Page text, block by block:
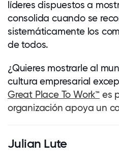
líderes dispuestos a
consolida cuando se
sistemáticamente los
de todos.
¿Quieres mostrarle al
cultura empresarial
Great Place To Work™ es
organización apoya un
Julian Lute